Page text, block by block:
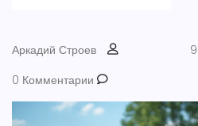
Присутствуют советы по
Аркадий Строев
0 Комментарии